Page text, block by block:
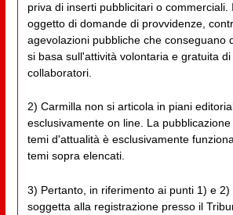
priva di inserti pubblicitari o commerciali.
oggetto di domande di provvidenze,
agevolazioni pubbliche che conseguano
si basa sull'attività volontaria e gratuita
collaboratori.
2) Carmilla non si articola in piani
esclusivamente on line. La
temi d'attualità è esclusivamente
temi sopra elencati.
3) Pertanto, in riferimento ai punti 1) e 2)
soggetta alla registrazione presso il